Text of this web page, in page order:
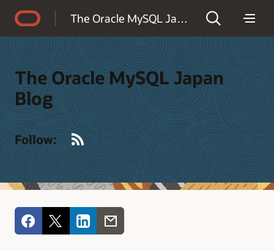
The Oracle MySQL Japan Blog
The Oracle MySQL Japan
Blog
Follow: